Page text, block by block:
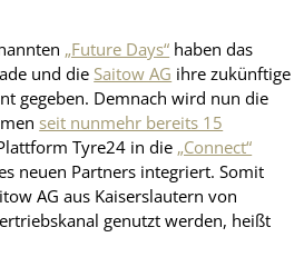
„Future Days“ haben das
und die Saitow AG ihre zukünftige
gegeben. Demnach wird nun die
seit nunmehr bereits 15
Tyre24 in die „Connect“
neuen Partners integriert. Somit
AG aus Kaiserslautern von
genutzt werden, heißt